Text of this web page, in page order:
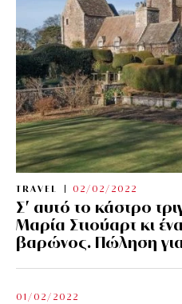
TRAVEL 02/02/2022
Σ’ αυτό το κάστρο
Μαρία Στιούαρτ κι
βαρώνος. Πώληση
01/02/2022